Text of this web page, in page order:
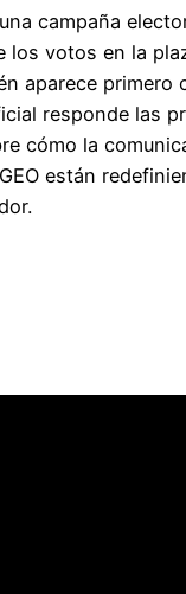
campaña
los votos en la
aparece primero
responde las
cómo la
están